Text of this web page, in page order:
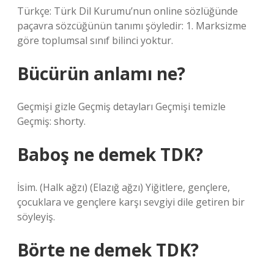
Türkçe: Türk Dil Kurumu’nun online sözlüğünde
paçavra sözcüğünün tanımı şöyledir: 1. Marksizme
göre toplumsal sınıf bilinci yoktur.
Bücürün anlamı ne?
Geçmişi gizle Geçmiş detayları Geçmişi temizle
Geçmiş: shorty.
Baboş ne demek TDK?
İsim. (Halk ağzı) (Elazığ ağzı) Yiğitlere, gençlere,
çocuklara ve gençlere karşı sevgiyi dile getiren bir
söyleyiş.
Börte ne demek TDK?